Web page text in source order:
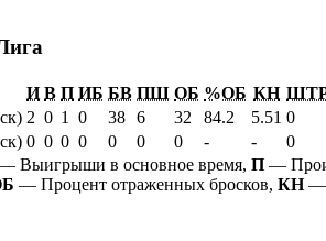
И В П ИБ БВ ПШ ОБ %ОБ КН
2 0 1 0 38 6 32 84.2 5.51 0
0 0 0 0 0 0 0 - -
0
Выигрыши в основное время, П —
— Процент отраженных бросков, КН—